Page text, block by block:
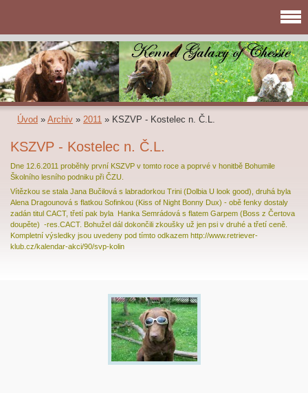
Úvod » Archiv » 2011 » KSZVP - Kostelec n. Č.L.
KSZVP - Kostelec n. Č.L.
Dne 12.6.2011 proběhly první KSZVP v tomto roce a poprvé v honitbě Bohumile
Školního lesního podniku při ČZU.
Vítězkou se stala Jana Bučilová s labradorkou Trini (Dolbia U look good), druhá byla
Alena Dragounová s flatkou Sofinkou (Kiss of Night Bonny Dux) - obě fenky dostaly
zadán titul CACT, třetí pak byla Hanka Semrádová s flatem Garpem (Boss z Čertova
doupěte) -res.CACT. Bohužel dál dokončili zkoušky už jen psi v druhé a třetí ceně.
Kompletní výsledky jsou uvedeny pod tímto odkazem http://www.retriever-
klub.cz/kalendar-akci/90/svp-kolin